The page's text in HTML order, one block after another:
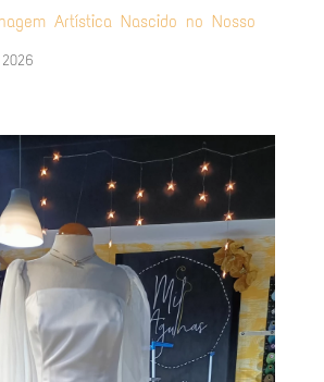
Artística Nascido no Nosso